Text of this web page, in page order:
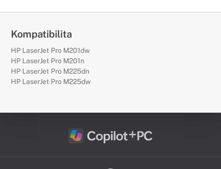
Kompatibilita
HP LaserJet Pro M201dw
HP LaserJet Pro M201n
HP LaserJet Pro M225dn
HP LaserJet Pro M225dw